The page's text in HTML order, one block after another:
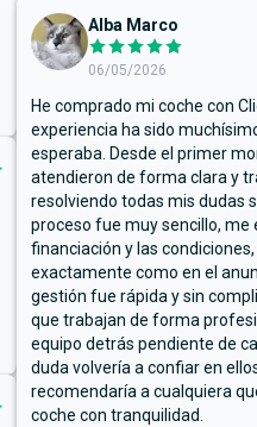
Alba Marco
06/05/2026
He comprado mi coche con
experiencia ha sido
esperaba. Desde el primer
atendieron de forma clara y
resolviendo todas mis dudas
proceso fue muy sencillo, me
financiación y las
exactamente como en el
gestión fue rápida y sin
que trabajan de forma
equipo detrás pendiente de
duda volvería a confiar en
recomendaría a cualquiera
coche con tranquilidad.